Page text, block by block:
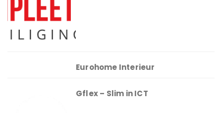
Eurohome Interieur
Gflex – Slim in ICT